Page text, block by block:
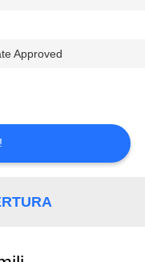
Approved